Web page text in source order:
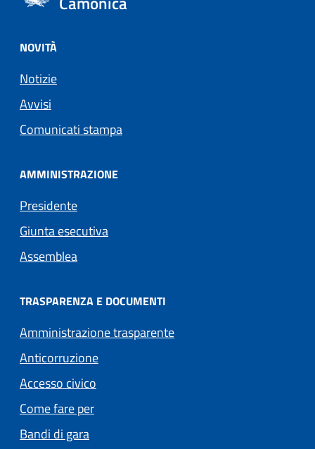
NOVITÀ
Notizie
Avvisi
Comunicati stampa
AMMINISTRAZIONE
Presidente
Giunta esecutiva
Assemblea
TRASPARENZA E DOCUMENTI
Amministrazione trasparente
Anticorruzione
Accesso civico
Come fare per
Bandi di gara